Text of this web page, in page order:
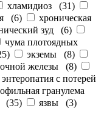
хламидиоз (31)
(6)
хроническая
зуд (6)
чума плотоядных
) экземы (8)
железы (8)
энтеропатия с потерей
гранулема
(35) язвы (3)